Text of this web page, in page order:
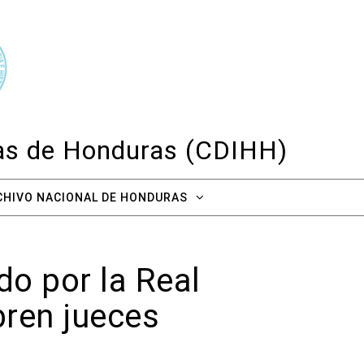
de Honduras (CDIHH)
NACIONAL DE HONDURAS
por la Real
jueces